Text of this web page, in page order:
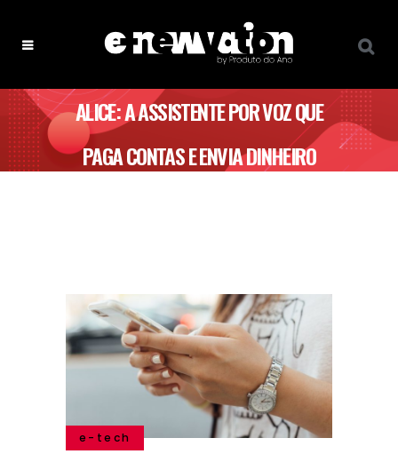
ALICE: A ASSISTENTE POR VOZ QUE
PAGA CONTAS E ENVIA DINHEIRO
e-tech